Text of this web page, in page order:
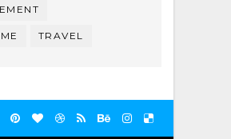
TRAVEL